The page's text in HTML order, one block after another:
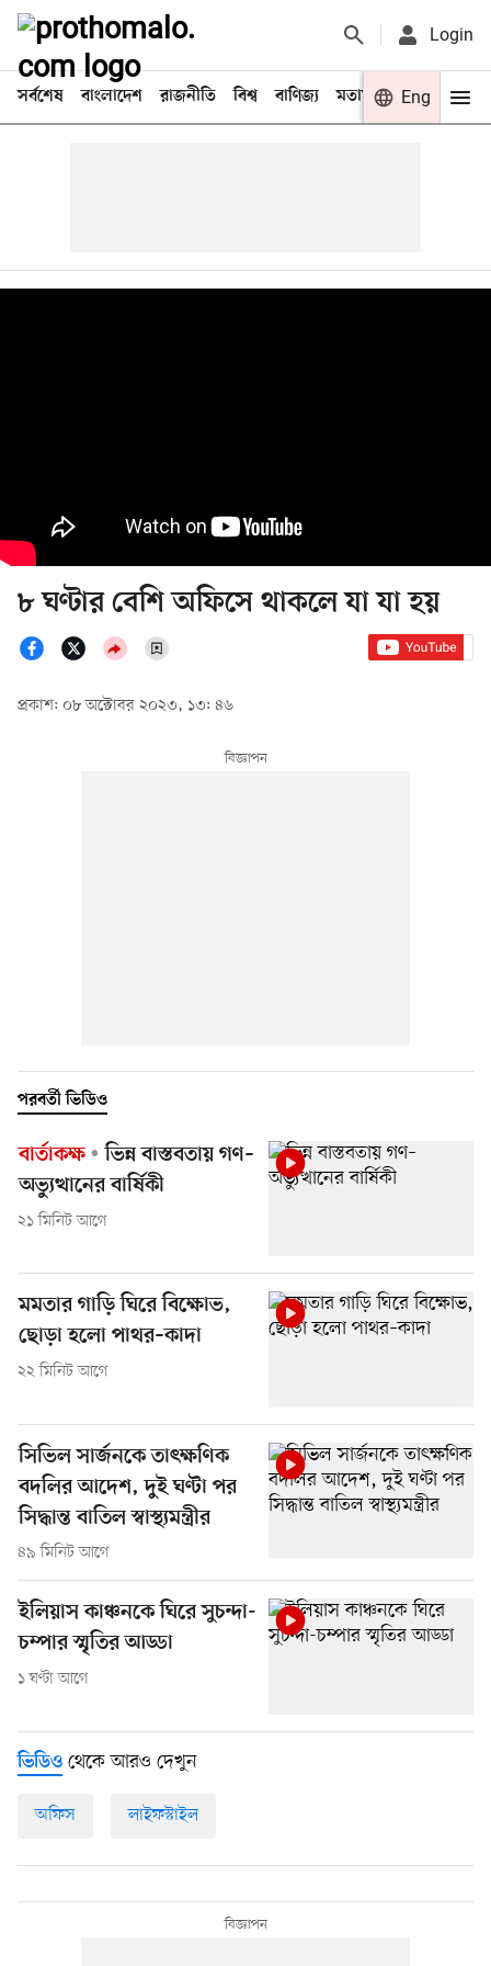
Login
সর্বশেষ বাংলাদেশ রাজনীতি বিশ্ব বাণিজ্য মতামত খেলা
Eng
৮ ঘণ্টার বেশি অফিসে থাকলে যা যা হয়
প্রকাশ: ০৮ অক্টোবর ২০২৩, ১৩: ৪৬
পরবর্তী ভিডিও
বার্তাকক্ষ
ভিন্ন বাস্তবতায় গণ–
অভ্যুত্থানের বার্ষিকী
২১ মিনিট আগে
মমতার গাড়ি ঘিরে বিক্ষোভ,
ছোড়া হলো পাথর–কাদা
২২ মিনিট আগে
সিভিল সার্জনকে তাৎক্ষণিক
বদলির আদেশ, দুই ঘণ্টা পর
সিদ্ধান্ত বাতিল স্বাস্থ্যমন্ত্রীর
৪৯ মিনিট আগে
ইলিয়াস কাঞ্চনকে ঘিরে সুচন্দা-
চম্পার স্মৃতির আড্ডা
১ ঘণ্টা আগে
ভিডিও থেকে আরও দেখুন
অফিস লাইফস্টাইল